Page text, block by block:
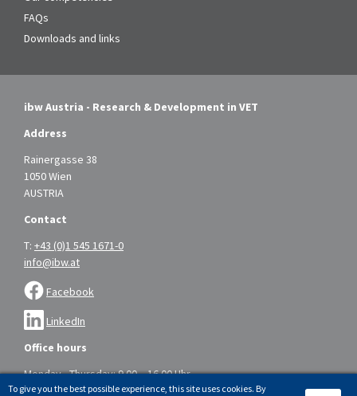
FAQs
Downloads and links
ibw Austria - Research & Development in VET
Address
Rainergasse 38
1050 Wien
AUSTRIA
Contact
T: +43 (0)1 545 1671-0
info@ibw.at
Facebook
LinkedIn
Office hours
Monday - Thursday: 9.00 – 16.00 Uhr
Friday: 9.00 – 14.00 Uhr
To give you the best possible experience, this site uses cookies. By